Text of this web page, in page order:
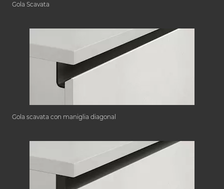
Gola Scavata
Gola scavata con maniglia diagonal